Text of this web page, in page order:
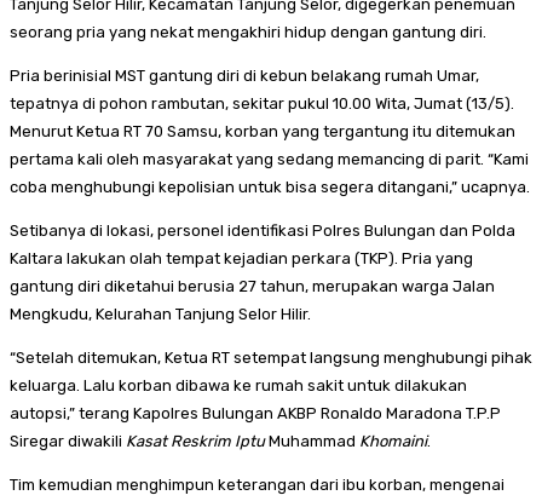
Tanjung Selor Hilir, Kecamatan Tanjung Selor, digegerkan penemuan
seorang pria yang nekat mengakhiri hidup dengan gantung diri.
Pria berinisial MST gantung diri di kebun belakang rumah Umar,
tepatnya di pohon rambutan, sekitar pukul 10.00 Wita, Jumat (13/5).
Menurut Ketua RT 70 Samsu, korban yang tergantung itu ditemukan
pertama kali oleh masyarakat yang sedang memancing di parit. “Kami
coba menghubungi kepolisian untuk bisa segera ditangani,” ucapnya.
Setibanya di lokasi, personel identifikasi Polres Bulungan dan Polda
Kaltara lakukan olah tempat kejadian perkara (TKP). Pria yang
gantung diri diketahui berusia 27 tahun, merupakan warga Jalan
Mengkudu, Kelurahan Tanjung Selor Hilir.
“Setelah ditemukan, Ketua RT setempat langsung menghubungi pihak
keluarga. Lalu korban dibawa ke rumah sakit untuk dilakukan
autopsi,” terang Kapolres Bulungan AKBP Ronaldo Maradona T.P.P
Siregar diwakili Kasat Reskrim IptuMuhammad Khomaini.
Tim kemudian menghimpun keterangan dari ibu korban, mengenai